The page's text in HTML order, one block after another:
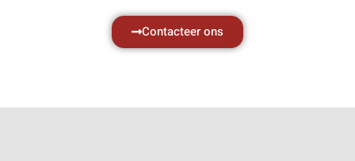
Contacteer ons